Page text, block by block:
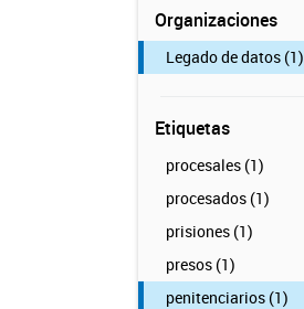
Organizaciones
Legado de datos (1)
Etiquetas
procesales (1)
procesados (1)
prisiones (1)
presos (1)
penitenciarios (1)